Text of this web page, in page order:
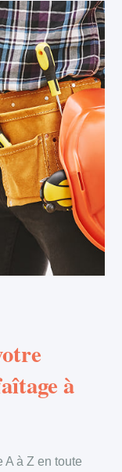
à
A à Z en toute